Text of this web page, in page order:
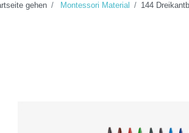
gehen Montessori Material 144